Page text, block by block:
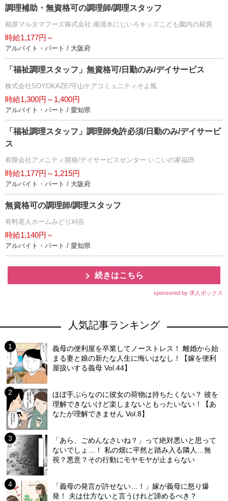
調理補助・無資格可の調理師/調理スタッフ
柏原マルタマフーズ株式会社 南清水にじいろキッズこども園内の厨房
時給1,177円～
アルバイト・パート / 大阪府
「福祉調理スタッフ」無資格可/日勤のみ/デイサービス
株式会社SOYOKAZE/守山ケアコミュニティそよ風
時給1,300円～1,400円
アルバイト・パート / 愛知県
「福祉調理スタッフ」調理師免許必須/日勤のみ/デイサービ
ス
有限会社アメニティ開発/デイサービスセンター いこいの家福田
時給1,177円～1,215円
アルバイト・パート / 大阪府
無資格可の調理師/調理スタッフ
有料老人ホームみどり刈谷
時給1,140円～
アルバイト・パート / 愛知県
続きはこちら
sponsored by 求人ボックス
人気記事ランキング
義母の便利屋を卒業してノーストレス！ 離婚から始
まる妻と娘の新たな人生に悔いはなし！【嫁を便利
屋扱いする義母 Vol.44】
ほぼ手ぶらなのに彼女の荷物は持ちたくない？ 彼を
理解できないけど楽しまないともったいない！【あ
なたが理解できません Vol.8】
「あら、ごめんなさいね？」って絶対悪いと思って
ないでしょ…！ 私の畑に平然と踏み入る隣人…無
視？悪意？その行動にモヤモヤが止まらない
「義母の発言が許せない…！」嫁が義母に怒り爆
発！ 夫は仕方ないと言うけれど諦めるべき？